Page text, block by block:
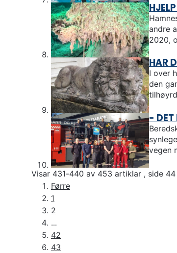
andre
2020,
HAR
I over
den
- DET
vegen
Visar 431-440 av 453 artiklar , side 44
Førre
1
2
...
42
43